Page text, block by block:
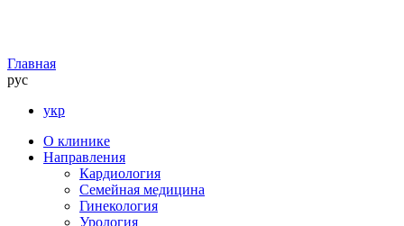
Главная
рус
укр
О клинике
Направления
Кардиология
Семейная медицина
Гинекология
Урология